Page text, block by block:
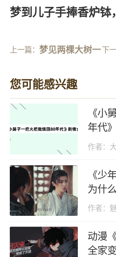
梦到儿子手捧香炉钵
上一篇：梦见两棵大树一 下
您可能感兴趣
《小
年代
作者：
《少
为什
作者：
动漫
全家